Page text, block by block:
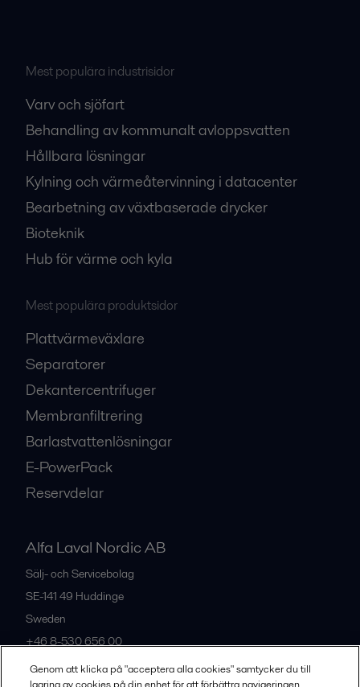
Mest populära industrisidor
Varv och sjöfart
Behandling av kommunalt avloppsvatten
Hållbara lösningar
Kylning och värmeåtervinning i datacenter
Bearbetning av växtbaserade drycker
Bioteknik
Hub för värme och kyla
Mest populära produktsidor
Plattvärmeväxlare
Separatorer
Dekantercentrifuger
Membranfiltrering
Barlastvattenlösningar
E-PowerPack
Reservdelar
Alfa Laval Nordic AB
Sälj- och Servicebolag
SE-141 49 Huddinge
Sweden
+46 8-530 656 00
Genom att klicka på "acceptera alla cookies" samtycker du till